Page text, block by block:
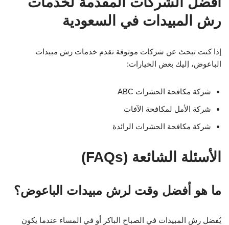
رش المبيدات في السعودية
إذا كنت تبحث عن شركات موثوقة تقدم خدمات رش مبيدات
الباعوض، إليك بعض الخيارات:
شركة مكافحة الحشرات ABC
شركة الأمل لمكافحة الآفات
شركة مكافحة الحشرات الرائدة
الأسئلة الشائعة (FAQs)
ما هو أفضل وقت لرش مبيدات الباعوض؟
يُفضل رش المبيدات في الصباح الباكر أو في المساء عندما يكون